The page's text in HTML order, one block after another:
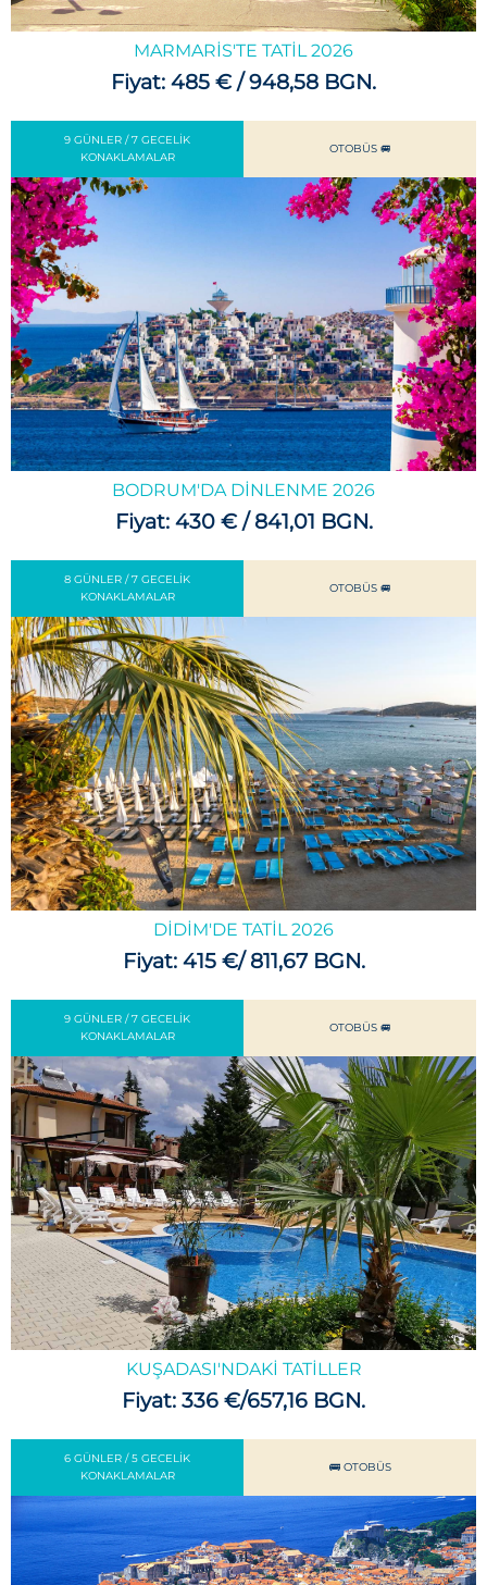
MARMARIS'TE TATIL 2026
Fiyat: 485 € / 948,58 BGN.
9 GÜNLER / 7 GECELIK
KONAKLAMALAR
OTOBÜS 🚐
BODRUM'DA DINLENME 2026
Fiyat: 430 € / 841,01 BGN.
8 GÜNLER / 7 GECELIK
KONAKLAMALAR
OTOBÜS 🚐
DIDIM'DE TATIL 2026
Fiyat: 415 €/ 811,67 BGN.
9 GÜNLER / 7 GECELIK
KONAKLAMALAR
OTOBÜS 🚐
KUŞADASI'NDAKI TATILLER
Fiyat: 336 €/657,16 BGN.
6 GÜNLER / 5 GECELIK
KONAKLAMALAR
🚌 OTOBÜS